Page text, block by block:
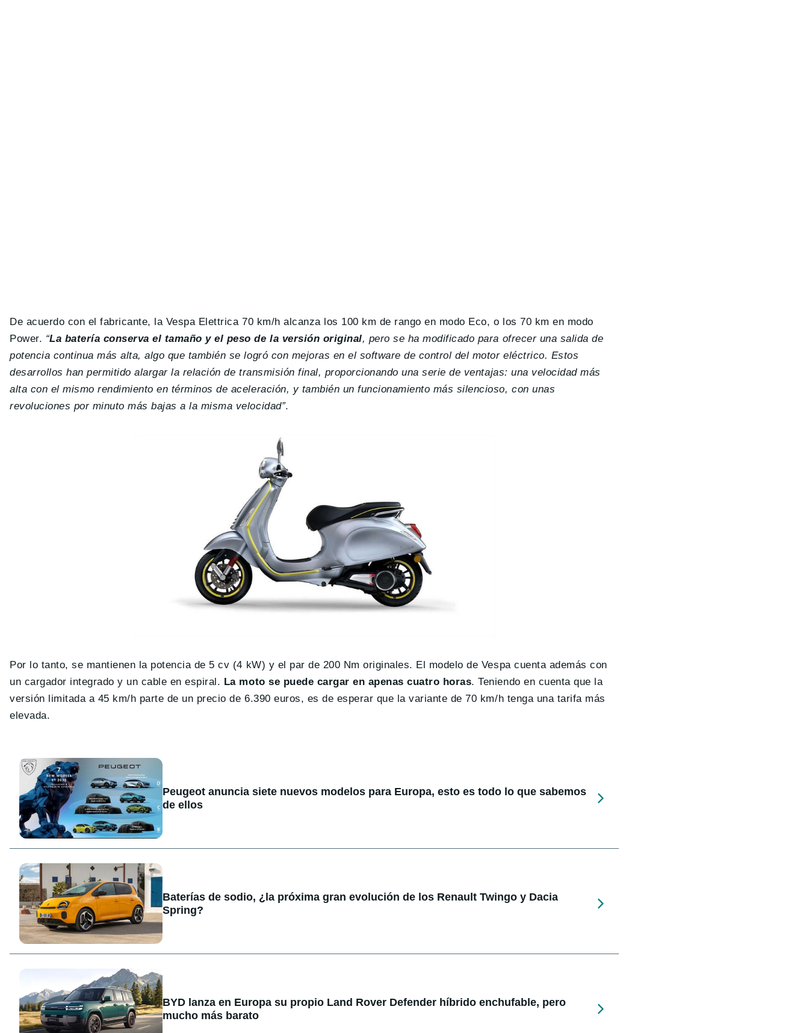
De acuerdo con el fabricante, la Vespa Elettrica 70 km/h alcanza los 100 km de rango en modo Eco, o los 70 km en modo
Power. “La batería conserva el tamaño y el peso de la versión original, pero se ha modificado para ofrecer una salida de
potencia continua más alta, algo que también se logró con mejoras en el software de control del motor eléctrico. Estos
desarrollos han permitido alargar la relación de transmisión final, proporcionando una serie de ventajas: una velocidad más
alta con el mismo rendimiento en términos de aceleración, y también un funcionamiento más silencioso, con unas
revoluciones por minuto más bajas a la misma velocidad”.
Por lo tanto, se mantienen la potencia de 5 cv (4 kW) y el par de 200 Nm originales. El modelo de Vespa cuenta además con
un cargador integrado y un cable en espiral. La moto se puede cargar en apenas cuatro horas. Teniendo en cuenta que la
versión limitada a 45 km/h parte de un precio de 6.390 euros, es de esperar que la variante de 70 km/h tenga una tarifa más
elevada.
Peugeot anuncia siete nuevos modelos para Europa, esto es todo lo que sabemos
de ellos
Baterías de sodio, ¿la próxima gran evolución de los Renault Twingo y Dacia
Spring?
BYD lanza en Europa su propio Land Rover Defender híbrido enchufable, pero
mucho más barato